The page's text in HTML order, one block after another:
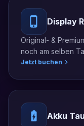
Display
Original- &
noch am selben
Jetzt buchen
Akku